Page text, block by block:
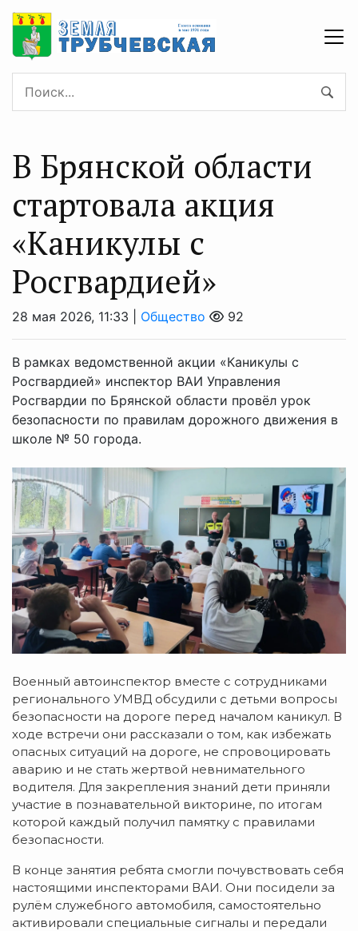
В Брянской области
стартовала акция
«Каникулы с
Росгвардией»
28 мая 2026, 11:33 | Общество 92
В рамках ведомственной акции «Каникулы с
Росгвардией» инспектор ВАИ Управления
Росгвардии по Брянской области провёл урок
безопасности по правилам дорожного движения в
школе № 50 города.
Военный автоинспектор вместе с сотрудниками
регионального УМВД обсудили с детьми вопросы
безопасности на дороге перед началом каникул. В
ходе встречи они рассказали о том, как избежать
опасных ситуаций на дороге, не спровоцировать
аварию и не стать жертвой невнимательного
водителя. Для закрепления знаний дети приняли
участие в познавательной викторине, по итогам
которой каждый получил памятку с правилами
безопасности.
В конце занятия ребята смогли почувствовать себя
настоящими инспекторами ВАИ. Они посидели за
рулём служебного автомобиля, самостоятельно
активировали специальные сигналы и передали